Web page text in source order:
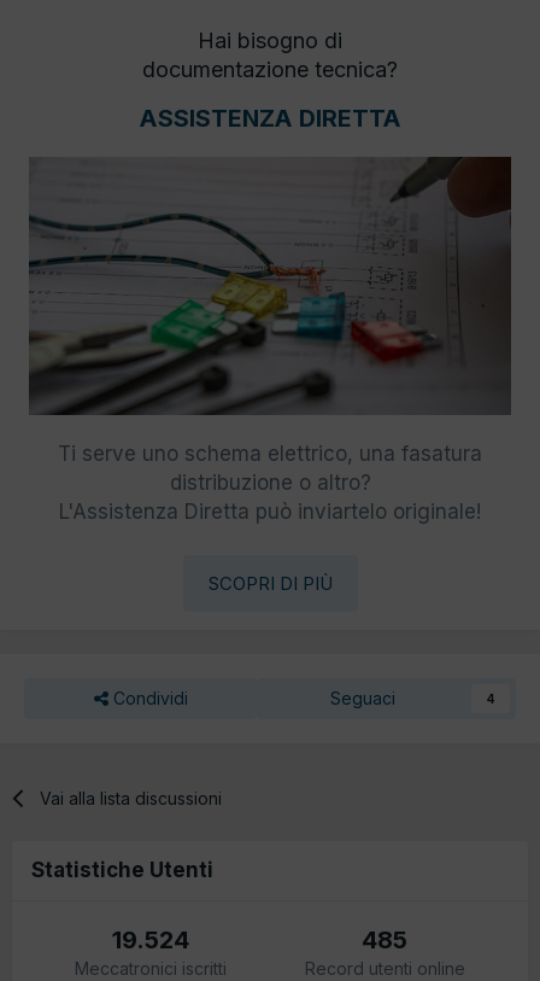
Hai bisogno di
documentazione tecnica?
ASSISTENZA DIRETTA
Ti serve uno schema elettrico, una fasatura
distribuzione o altro?
L'Assistenza Diretta può inviartelo originale!
SCOPRI DI PIÙ
Condividi Seguaci 4
Vai alla lista discussioni
Statistiche Utenti
19.524
Meccatronici iscritti
485
Record utenti online